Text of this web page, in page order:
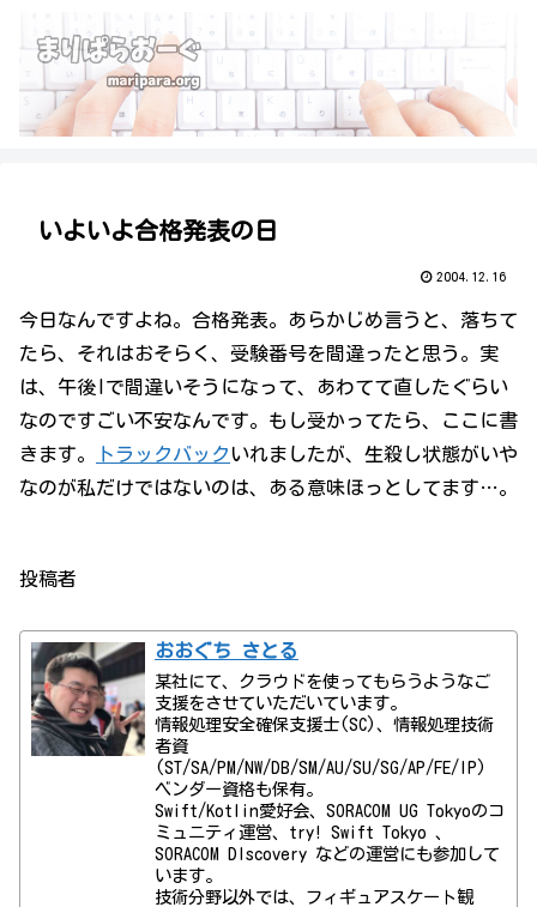
いよいよ合格発表の日
2004.12.16
今日なんですよね。合格発表。あらかじめ言うと、落ちて
たら、それはおそらく、受験番号を間違ったと思う。実
は、午後Iで間違いそうになって、あわてて直したぐらい
なのですごい不安なんです。もし受かってたら、ここに書
きます。
トラックバック いれましたが、生殺し状態がいや
なのが私だけではないのは、ある意味ほっとしてます…。
投稿者
おおぐち さとる
某社にて、クラウドを使ってもらうようなご
支援をさせていただいています。
情報処理安全確保支援士(SC)、情報処理技術
者資
(ST/SA/PM/NW/DB/SM/AU/SU/SG/AP/FE/IP)
ベンダー資格も保有。
Swift/Kotlin愛好会、SORACOM UG Tokyoのコ
ミュニティ運営、try! Swift Tokyo 、
SORACOM DIscovery などの運営にも参加して
います。
技術分野以外では、フィギュアスケート観